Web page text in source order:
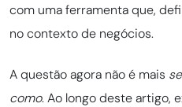
com uma ferramenta que,
no contexto de negócios.
A questão agora não é mais se
como. Ao longo deste artigo,